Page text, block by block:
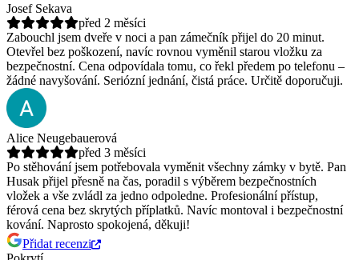
Josef Sekava
před 2 měsíci
Zabouchl jsem dveře v noci a pan zámečník přijel do 20 minut.
Otevřel bez poškození, navíc rovnou vyměnil starou vložku za
bezpečnostní. Cena odpovídala tomu, co řekl předem po telefonu –
žádné navyšování. Seriózní jednání, čistá práce. Určitě doporučuji.
Alice Neugebauerová
před 3 měsíci
Po stěhování jsem potřebovala vyměnit všechny zámky v bytě. Pan
Husak přijel přesně na čas, poradil s výběrem bezpečnostních
vložek a vše zvládl za jedno odpoledne. Profesionální přístup,
férová cena bez skrytých příplatků. Navíc montoval i bezpečnostní
kování. Naprosto spokojená, děkuji!
Přidat recenzi